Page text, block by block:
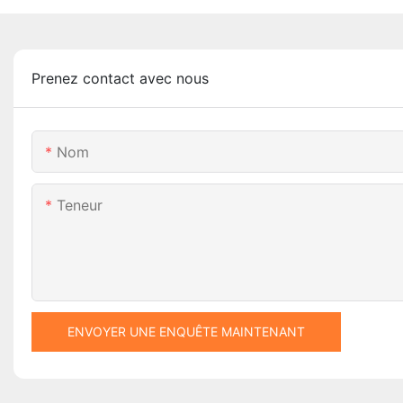
Prenez contact avec nous
Nom
Teneur
ENVOYER UNE ENQUÊTE MAINTENANT